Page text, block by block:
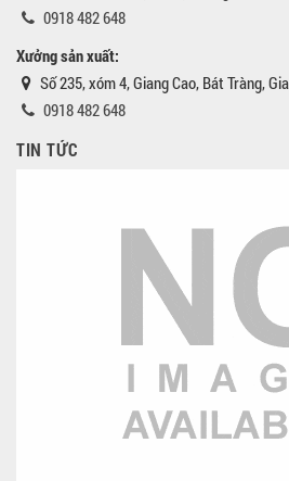
0918 482 648
Xưởng sản xuất:
Số 235, xóm 4, Giang Cao, Bát Tràng,
0918 482 648
TIN TỨC